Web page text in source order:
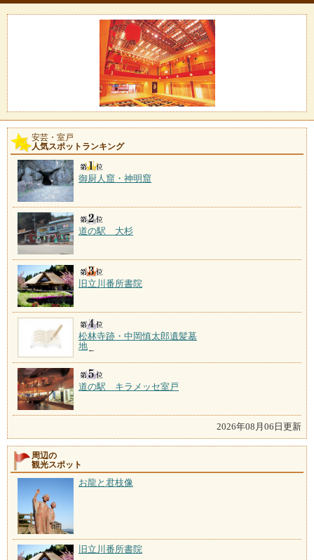
安芸・室戸
人気スポットランキング
御厨人窟・神明窟
道の駅 大杉
旧立川番所書院
松林寺跡・中岡慎太郎遺髪墓
地
道の駅 キラメッセ室戸
2026年08月06日更新
周辺の
観光スポット
お龍と君枝像
旧立川番所書院